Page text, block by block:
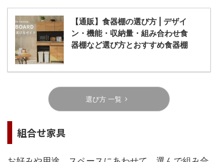
【通販】食器棚の選び方 | デザイ
ン・機能・収納量・組み合わせ食
器棚など選び方とおすすめ食器棚
選び方 一覧
組合せ家具